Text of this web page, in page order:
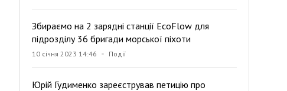
Збираємо на 2 зарядні станції EcoFlow для
підрозділу 36 бригади морської піхоти
10 січня 2023 14:46 Події
Юрій Гудименко зареєстрував петицію про